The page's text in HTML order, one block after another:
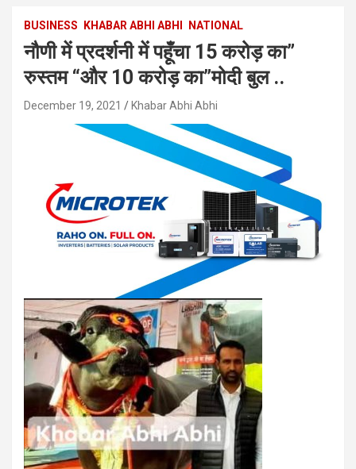
BUSINESS KHABAR ABHI ABHI NATIONAL
नौणी में प्रदर्शनी में पहूँचा 15 करोड़ का”
रुस्तम “और 10 करोड़ का”मोदी बुल ..
December 19, 2021 Khabar Abhi Abhi